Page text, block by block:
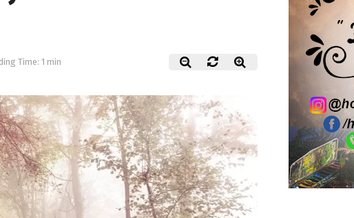
Time: 1 min